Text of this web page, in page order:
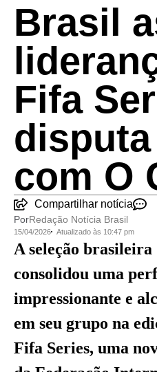
Brasil
Fifa
com O
Compartilhar notícia
PorRedação Notícia Brasil
15/04/2026 Atualizado às 10:47 pm
A seleção
consolidou uma
impressionante e
em seu grupo na
Fifa Series, uma